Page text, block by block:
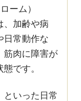
ーム）
、加齢や病
日常動作な
筋肉に障害が
です。
といった日常